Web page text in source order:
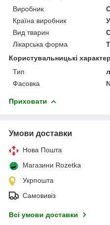
Виробник
Країна виробник
Вид тварин
Лікарська форма
Користувальницькі
Тип
Фасовка
Приховати
Умови доставки
Нова Пошта
Магазини Rozetka
Укрпошта
Самовивіз
Всі умови доставки